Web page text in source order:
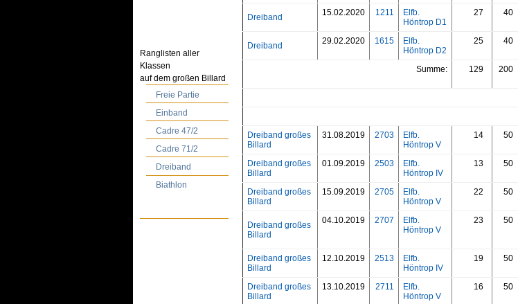
Ranglisten aller
Klassen
auf dem großen Billard
Freie Partie
Einband
Cadre 47/2
Cadre 71/2
Dreiband
Biathlon
Dreiband 15.02.2020 1211
Elfb.
Höntrop D1
27 40
Dreiband 29.02.2020 1615
Elfb.
Höntrop D2
25 40
Summe: 129 200
Dreiband großes
Billard
31.08.2019 2703
Elfb.
Höntrop V
14 50
Dreiband großes
Billard
01.09.2019 2503
Elfb.
Höntrop IV
13 50
Dreiband großes
Billard
15.09.2019 2705
Elfb.
Höntrop V
22 50
Dreiband großes
Billard
04.10.2019 2707
Elfb.
Höntrop V
23 50
Dreiband großes
Billard
12.10.2019 2513
Elfb.
Höntrop IV
19 50
Dreiband großes
Billard
13.10.2019 2711
Elfb.
Höntrop V
16 50